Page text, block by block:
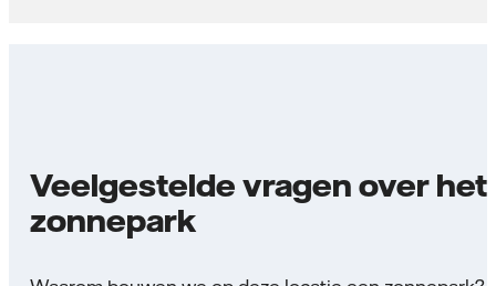
Veelgestelde vragen over het
zonnepark